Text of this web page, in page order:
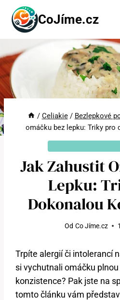
Přeskočit
obsah
CoJíme.cz
/ Celiakie / Bezlepkové
omáčku bez lepku: Triky pro
Jak Zahustit
Lepku:
Dokonalou
Od Co Jíme.cz
Trpíte alergií či intolerancí
si vychutnali omáčku
konzistence? Pak jste na
tomto článku vám